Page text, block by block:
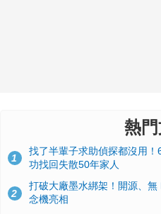
熱
1
找了半輩子求助偵探都沒用
功找回失散50年家人
2
打破大廠墨水綁架！開源、
念機亮相